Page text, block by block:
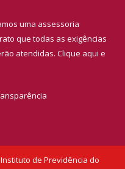
uma assessoria
que todas as exigências
atendidas. Clique aqui e
de Previdência do